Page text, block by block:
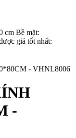
cm Bề mặt:
giá tốt nhất:
-